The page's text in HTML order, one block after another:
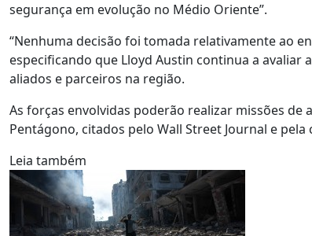
segurança em evolução no Médio Oriente”.
“Nenhuma decisão foi tomada relativamente ao
especificando que Lloyd Austin continua a
aliados e parceiros na região.
As forças envolvidas poderão realizar missões
Pentágono, citados pelo Wall Street Journal e pela
Leia também